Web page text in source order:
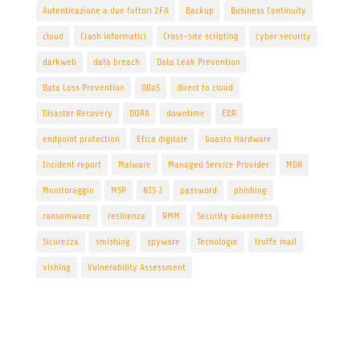
Autenticazione a due fattori 2FA Backup Business Continuity
cloud Crash informatici Cross-site scripting cyber security
darkweb data breach Data Leak Prevention
Data Loss Prevention DDoS direct to cloud
Disaster Recovery DORA downtime EDR
endpoint protection Etica digitale Guasto Hardware
Incident report Malware Managed Service Provider MDR
Monitoraggio MSP NIS 2 password phishing
ransomware resilienza RMM Security awareness
Sicurezza smishing spyware Tecnologie truffe mail
vishing Vulnerability Assessment